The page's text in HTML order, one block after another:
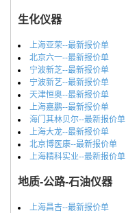
生化仪器
上海亚荣--最新报价单
北京六一--最新报价单
宁波新芝--最新报价单
宁波新艺--最新报价单
天津恒奥--最新报价单
上海嘉鹏--最新报价单
海门其林贝尔--最新报价单
上海大龙--最新报价单
北京博医康--最新报价单
上海精科实业--最新报价单
地质-公路-石油仪器
上海昌吉--最新报价单